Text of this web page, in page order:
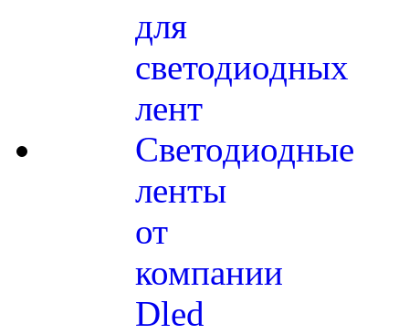
для
светодиодных
лент
Светодиодные
ленты
от
компании
Dled